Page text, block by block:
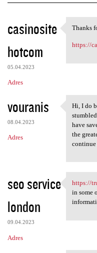
K
o
m
e
n
a
r
z
casinosite
hotcom
05.04.2023
Adres
Thanks
Thanks
https://
vouranis
08.04.2023
Adres
Hi, I do
Hi, I do
have
the
continue
seo service
london
09.04.2023
Adres
https://
https://
in some